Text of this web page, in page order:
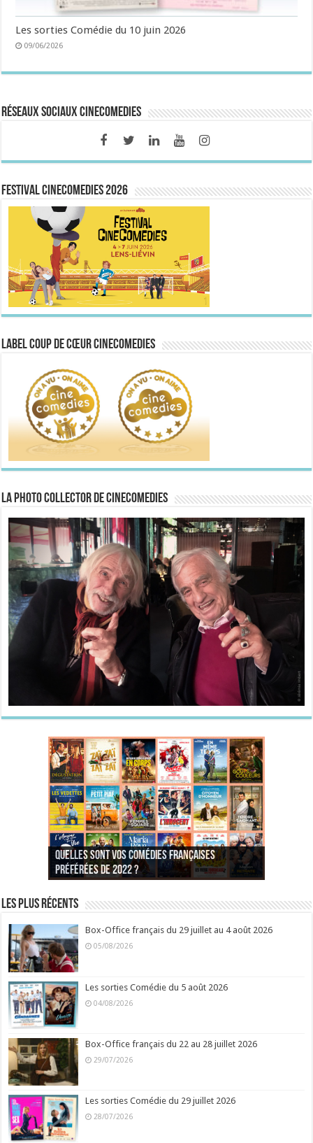
Les sorties Comédie du 10 juin 2026
09/06/2026
Réseaux sociaux CineComedies
FESTIVAL CINECOMEDIES 2026
Label Coup de Cœur CineComedies
La Photo collector de CineComedies
Quelles sont vos comédies françaises
préférées de 2022 ?
Quel est votre personnage préféré du Père
Noël est une ordure ?
Quelles sont vos comédies françaises
préférées de 2021 ?
Quel est votre « Gendarme » préféré ?
Quels sont vos 3 comédies de Jean-Marie Poiré
préférées ?
Quel est votre « Tati » préféré ?
Quel est votre « bronzé » préféré ?
Les plus récents
Box-Office français du 29 juillet au 4 août 2026
05/08/2026
Les sorties Comédie du 5 août 2026
04/08/2026
Box-Office français du 22 au 28 juillet 2026
29/07/2026
Les sorties Comédie du 29 juillet 2026
28/07/2026